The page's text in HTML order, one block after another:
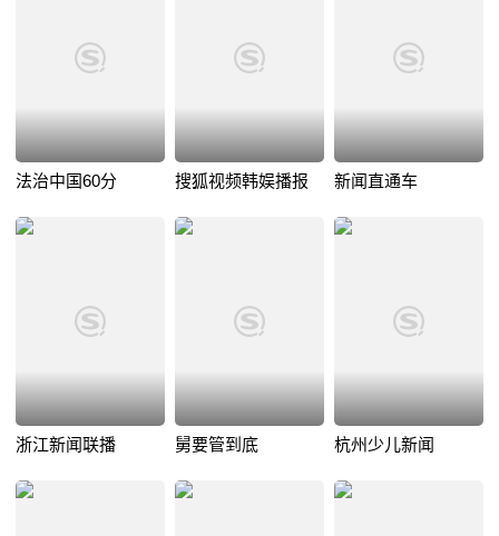
法治中国60分 搜狐视频韩娱播报 新闻直通车
浙江新闻联播 舅要管到底 杭州少儿新闻